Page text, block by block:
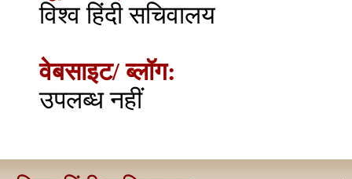
विश्व हिंदी सचिवालय
वेबसाइट/ ब्लॉग:
उपलब्ध नहीं